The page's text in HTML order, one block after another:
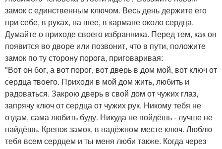
замок с единственным ключом. Весь день держите его
при себе, в руках, на шее, в кармане около сердца.
Думайте о приходе своего избранника. Перед тем, как он
появится во дворе или позвонит, что в пути, положите
замок по ту сторону порога, приговаривая:
"Вот он бог, а вот порог, вот дверь в дом мой, вот ключ от
сердца твоего. Приходи в мой дом жить, любить и
радоваться. Закрою дверь в свой дом от чужих глаз,
запрячу ключ от сердца от чужих рук. Никому тебя не
отдам, сама любить буду. Никуда не пойдёшь - лучше не
найдёшь. Крепок замок, в надёжном месте ключ. Люблю
тебя всем сердцем и ты меня люби также. Когда через